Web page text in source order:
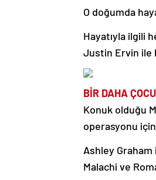
O doğumda
Hayatıyla ilgili
Justin Ervin ile
BİR DAHA
Konuk olduğu
operasyonu
Ashley Graham
Malachi ve